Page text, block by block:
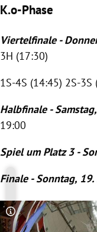
K.o-Phase
Viertelfinale -
3H (17:30)
1S-4S (14:45) 2S-3S
Halbfinale -
19:00
Spiel um Platz 3 -
Finale - Sonntag, 19.
Copyright-